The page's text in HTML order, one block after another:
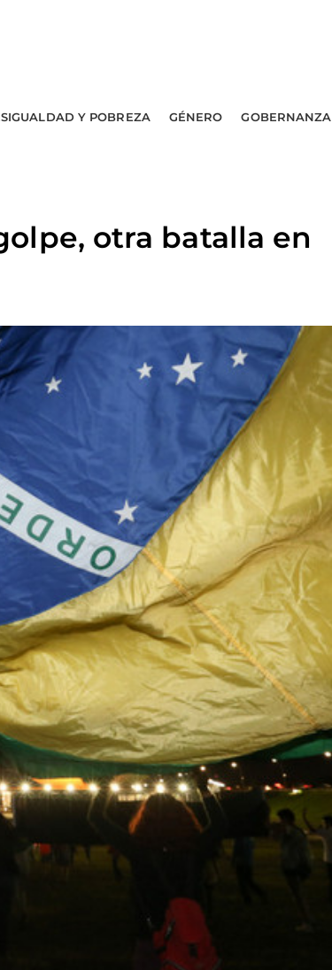
Y POBREZA GÉNERO GOBERNANZA
otra batalla en